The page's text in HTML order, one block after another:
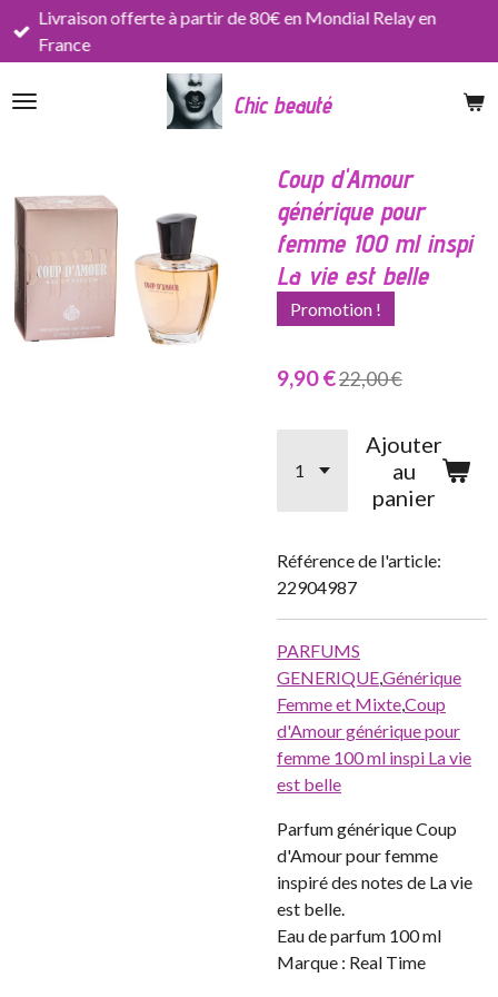
Passer
principal
Chic beauté
Livraison offerte à partir de 80€ en Mondial Relay en
France
Coup d'Amour
générique pour
femme 100 ml inspi
La vie est belle
Promotion !
9,90 €22,00 €
Ajouter
au
panier
Référence de l'article:
22904987
PARFUMS
GENERIQUE,Générique
Femme et Mixte,Coup
d'Amour générique pour
femme 100 ml inspi La vie
est belle
Parfum générique Coup
d'Amour pour femme
inspiré des notes de La vie
est belle.
Eau de parfum 100 ml
Marque : Real Time